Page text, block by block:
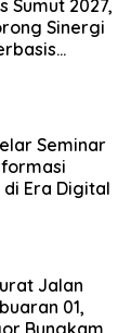
Sumut 2027,
Sinergi
Seminar
Era Digital
Jalan
01,
Bungkam